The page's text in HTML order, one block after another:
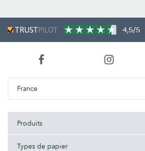
4,5/5
France
Produits
Types de papier